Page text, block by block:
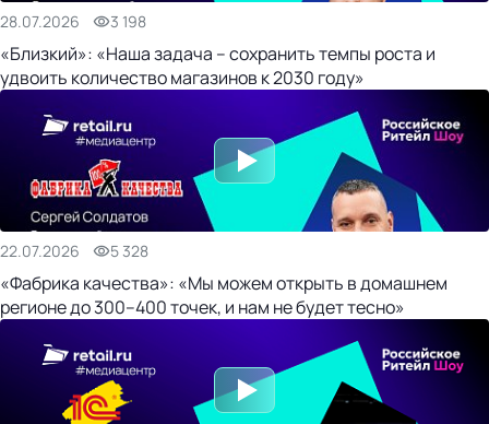
28.07.2026 3 198
«Близкий»: «Наша задача – сохранить темпы роста и
удвоить количество магазинов к 2030 году»
22.07.2026 5 328
«Фабрика качества»: «Мы можем открыть в домашнем
регионе до 300–400 точек, и нам не будет тесно»